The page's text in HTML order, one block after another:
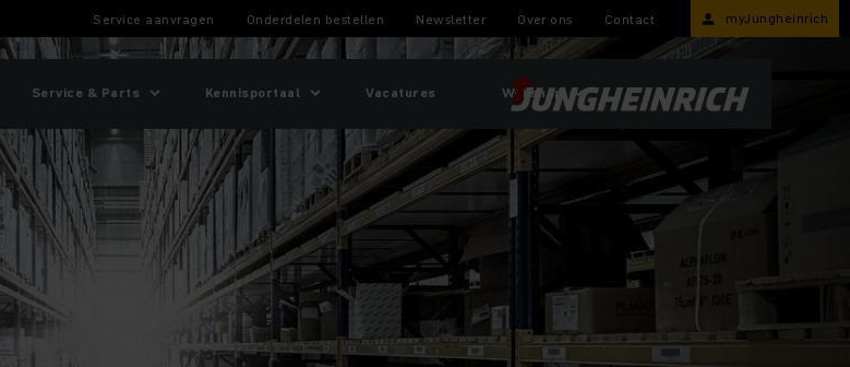
Service aanvragen Onderdelen bestellen Newsletter Over ons Contact myJungheinrich
Service & Parts Kennisportaal Vacatures Webshop